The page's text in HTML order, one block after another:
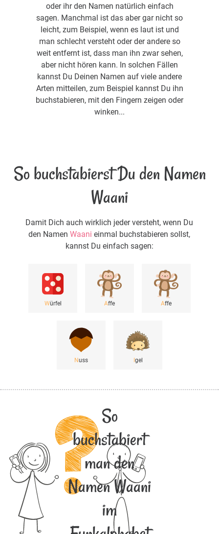
oder ihr den Namen natürlich einfach
sagen. Manchmal ist das aber gar nicht so
leicht, zum Beispiel, wenn es laut ist und
man schlecht versteht oder der andere so
weit entfernt ist, dass man ihn zwar sehen,
aber nicht hören kann. In solchen Fällen
kannst Du Deinen Namen auf viele andere
Arten mitteilen, zum Beispiel kannst Du ihn
buchstabieren, mit den Fingern zeigen oder
winken...
So buchstabierst Du den Namen
Waani
Damit Dich auch wirklich jeder versteht, wenn Du
den NamenWaani einmal buchstabieren sollst,
kannst Du einfach sagen:
Würfel Affe Affe
Nuss Igel
So
buchstabiert
man den
Namen Waani
im